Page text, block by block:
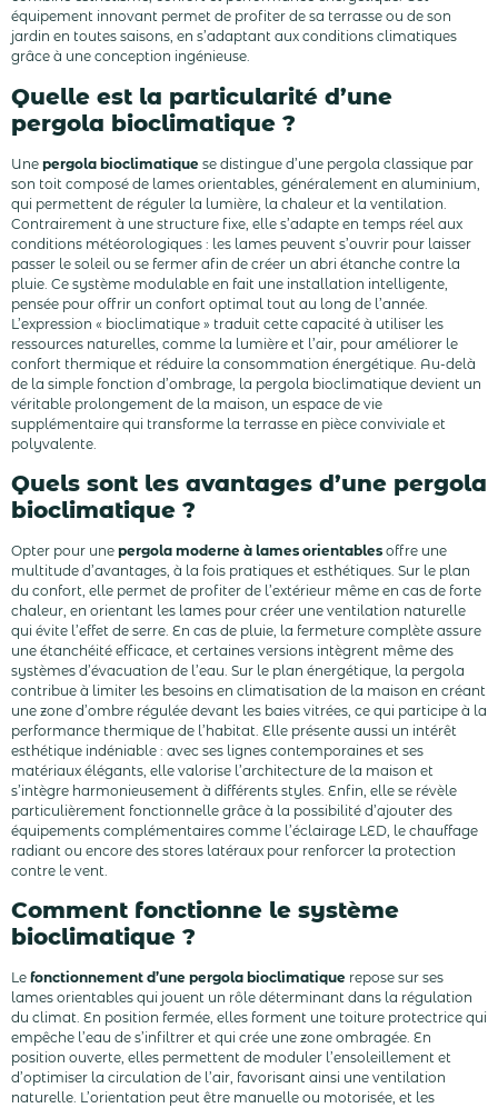
équipement innovant permet de profiter de sa terrasse ou de son
jardin en toutes saisons, en s’adaptant aux conditions climatiques
grâce à une conception ingénieuse.
Quelle est la particularité d’une
pergola bioclimatique ?
Une pergola bioclimatique se distingue d’une pergola classique par
son toit composé de lames orientables, généralement en aluminium,
qui permettent de réguler la lumière, la chaleur et la ventilation.
Contrairement à une structure fixe, elle s’adapte en temps réel aux
conditions météorologiques : les lames peuvent s’ouvrir pour laisser
passer le soleil ou se fermer afin de créer un abri étanche contre la
pluie. Ce système modulable en fait une installation intelligente,
pensée pour offrir un confort optimal tout au long de l’année.
L’expression « bioclimatique » traduit cette capacité à utiliser les
ressources naturelles, comme la lumière et l’air, pour améliorer le
confort thermique et réduire la consommation énergétique. Au-delà
de la simple fonction d’ombrage, la pergola bioclimatique devient un
véritable prolongement de la maison, un espace de vie
supplémentaire qui transforme la terrasse en pièce conviviale et
polyvalente.
Quels sont les avantages d’une pergola
bioclimatique ?
Opter pour une pergola moderne à lames orientables offre une
multitude d’avantages, à la fois pratiques et esthétiques. Sur le plan
du confort, elle permet de profiter de l’extérieur même en cas de forte
chaleur, en orientant les lames pour créer une ventilation naturelle
qui évite l’effet de serre. En cas de pluie, la fermeture complète assure
une étanchéité efficace, et certaines versions intègrent même des
systèmes d’évacuation de l’eau. Sur le plan énergétique, la pergola
contribue à limiter les besoins en climatisation de la maison en créant
une zone d’ombre régulée devant les baies vitrées, ce qui participe à la
performance thermique de l’habitat. Elle présente aussi un intérêt
esthétique indéniable : avec ses lignes contemporaines et ses
matériaux élégants, elle valorise l’architecture de la maison et
s’intègre harmonieusement à différents styles. Enfin, elle se révèle
particulièrement fonctionnelle grâce à la possibilité d’ajouter des
équipements complémentaires comme l’éclairage LED, le chauffage
radiant ou encore des stores latéraux pour renforcer la protection
contre le vent.
Comment fonctionne le système
bioclimatique ?
Le fonctionnement d’une pergola bioclimatique repose sur ses
lames orientables qui jouent un rôle déterminant dans la régulation
du climat. En position fermée, elles forment une toiture protectrice qui
empêche l’eau de s’infiltrer et qui crée une zone ombragée. En
position ouverte, elles permettent de moduler l’ensoleillement et
d’optimiser la circulation de l’air, favorisant ainsi une ventilation
naturelle. L’orientation peut être manuelle ou motorisée, et les